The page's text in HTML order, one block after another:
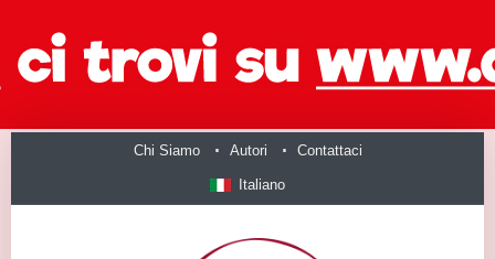
Chi Siamo Autori Contattaci
Italiano